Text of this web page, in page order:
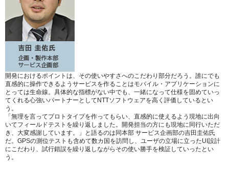
開発におけるポイントは、その使いやすさへのこだわり部分だろう。誰にでも
直感的に操作できるようサービスを作ることはモバイル・アプリケーションに
とっては生命線。具体的な指標がない中でも、一緒になって仕様を固めていっ
てくれる心強いパートナーとしてNTTソフトウェアを高く評価しているとい
う。
「無理を言ってプロトタイプを作ってもらい、直感的に使えるよう現地に出向
いてフィールドテストを繰り返しました。開発担当の方にも現地に同行いただ
き、大変感謝しています。」
と語るのは同本部 サービス企画部の吉田圭佑氏
だ。GPSの測位テストも含めて数カ国を訪問し、ユーザの立場に立ったUI設計
にこだわり、試行錯誤を繰り返しながらその使い勝手を検証していったとい
う。